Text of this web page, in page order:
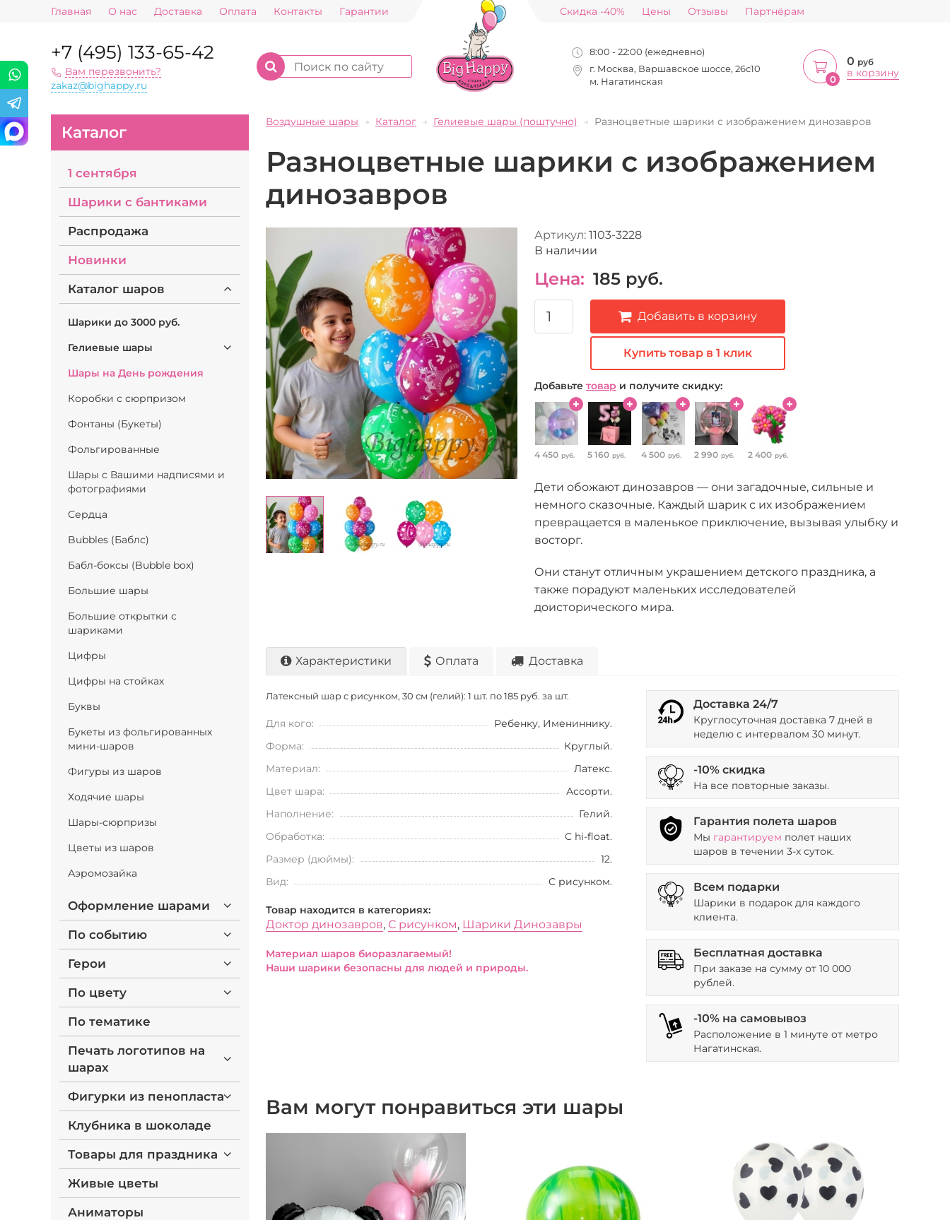
Главная О нас Доставка Оплата Контакты Гарантии Скидка -40% Цены Отзывы Партнёрам
+7 (495) 133-65-42
Вам перезвонить?
zakaz@bighappy.ru
8:00 - 22:00 (ежедневно)
г. Москва, Варшавское шоссе, 26с10
м. Нагатинская
0
0 руб
в корзину
Каталог
1 сентября
Шарики с бантиками
Распродажа
Новинки
Каталог шаров
Шарики до 3000 руб.
Гелиевые шары
Шары на День рождения
Коробки с сюрпризом
Фонтаны (Букеты)
Фольгированные
Шары с Вашими надписями и
фотографиями
Сердца
Bubbles (Баблс)
Бабл-боксы (Bubble box)
Большие шары
Большие открытки с
шариками
Цифры
Цифры на стойках
Буквы
Букеты из фольгированных
мини-шаров
Фигуры из шаров
Ходячие шары
Шары-сюрпризы
Цветы из шаров
Аэромозайка
Оформление шарами
По событию
Герои
По цвету
По тематике
Печать логотипов на
шарах
Фигурки из пенопласта
Клубника в шоколаде
Товары для праздника
Живые цветы
Аниматоры
Воздушные шары Каталог Гелиевые шары (поштучно) Разноцветные шарики с изображением динозавров
Разноцветные шарики с изображением
динозавров
Артикул: 1103-3228
В наличии
Цена: 185 руб.
Добавить в корзину
Купить товар в 1 клик
Добавьте товар и получите скидку:
4 450 руб. 5 160 руб. 4 500 руб. 2 990 руб. 2 400 руб.
Дети обожают динозавров — они загадочные, сильные и
немного сказочные. Каждый шарик с их изображением
превращается в маленькое приключение, вызывая улыбку и
восторг.
Они станут отличным украшением детского праздника, а
также порадуют маленьких исследователей
доисторического мира.
Характеристики Оплата Доставка
Латексный шар с рисунком, 30 см (гелий): 1 шт. по 185 руб. за шт.
Для кого:
Ребенку, Имениннику.
Форма:
Круглый.
Материал:
Латекс.
Цвет шара:
Ассорти.
Наполнение:
Гелий.
Обработка:
С hi-float.
Размер (дюймы):
12.
Вид:
С рисунком.
Товар находится в категориях:
Доктор динозавров, С рисунком, Шарики Динозавры
Материал шаров биоразлагаемый!
Наши шарики безопасны для людей и природы.
Доставка 24/7
Круглосуточная доставка 7 дней в
неделю с интервалом 30 минут.
-10% скидка
На все повторные заказы.
Гарантия полета шаров
Мы гарантируем полет наших
шаров в течении 3-х суток.
Всем подарки
Шарики в подарок для каждого
клиента.
Бесплатная доставка
При заказе на сумму от 10 000
рублей.
-10% на самовывоз
Расположение в 1 минуте от метро
Нагатинская.
Вам могут понравиться эти шары